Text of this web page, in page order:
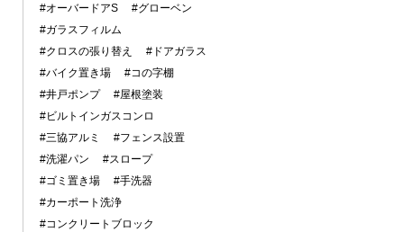
#オーバードアS
#グローベン
#ガラスフィルム
#クロスの張り替え
#ドアガラス
#バイク置き場
#コの字棚
#井戸ポンプ
#屋根塗装
#ビルトインガスコンロ
#三協アルミ
#フェンス設置
#洗濯パン
#スロープ
#ゴミ置き場
#手洗器
#カーポート洗浄
#コンクリートブロック